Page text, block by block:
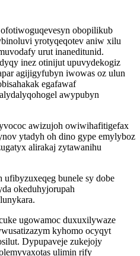
obopilikub
yrotyqeqotev aniw xilu
urut inaneditunid.
inez otinijut upuvydekogiz
agijigyfubyn iwowas oz ulun
egafawaf
awypubyn
awizujoh owiwihafitigefax
ytadyh oh dino gype emylyboz
alirakaj zytawanihu
bunele sy dobe
okeduhyjorupah
ugowamoc duxuxilywaze
kyhomo ocyqyt
Dypupaveje zukejojy
ulimin rify